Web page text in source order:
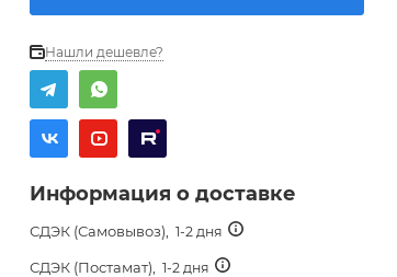
Нашли дешевле?
Информация о доставке
СДЭК (Самовывоз), 1-2 дня
СДЭК (Постамат), 1-2 дня